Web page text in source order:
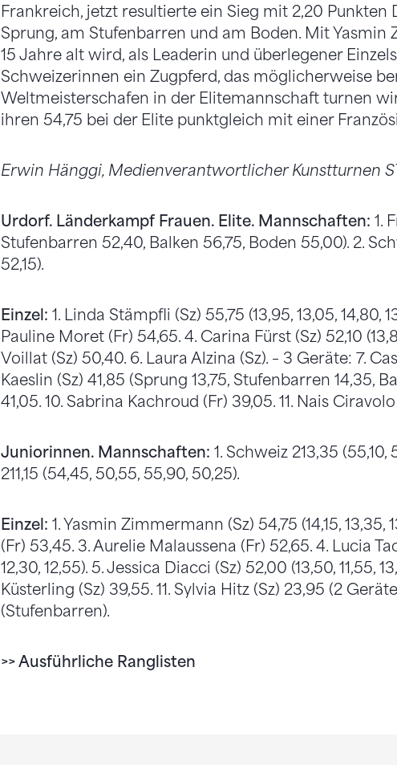
Frankreich, jetzt resultierte ein Sieg mit 2,20 Punkten
Sprung, am Stufenbarren und am Boden. Mit
15 Jahre alt wird, als Leaderin und überlegener
Schweizerinnen ein Zugpferd, das möglicherweise
Weltmeisterschafen in der Elitemannschaft turnen
ihren 54,75 bei der Elite punktgleich mit einer
Erwin Hänggi, Medienverantwortlicher Kunstturnen
Urdorf. Länderkampf Frauen. Elite. Mannschaften: 1.
Stufenbarren 52,40, Balken 56,75, Boden 55,00). 2.
52,15).
Einzel: 1. Linda Stämpfli (Sz) 55,75 (13,95, 13,05, 14,80,
Pauline Moret (Fr) 54,65. 4. Carina Fürst (Sz) 52,10
Voillat (Sz) 50,40. 6. Laura Alzina (Sz). – 3 Geräte: 7.
Kaeslin (Sz) 41,85 (Sprung 13,75, Stufenbarren 14,35,
41,05. 10. Sabrina Kachroud (Fr) 39,05. 11. Nais
Juniorinnen. Mannschaften: 1. Schweiz 213,35 (55,10,
211,15 (54,45, 50,55, 55,90, 50,25).
Einzel: 1. Yasmin Zimmermann (Sz) 54,75 (14,15, 13,35,
(Fr) 53,45. 3. Aurelie Malaussena (Fr) 52,65. 4. Lucia
12,30, 12,55). 5. Jessica Diacci (Sz) 52,00 (13,50, 11,55,
Küsterling (Sz) 39,55. 11. Sylvia Hitz (Sz) 23,95 (2
(Stufenbarren).
>> Ausführliche Ranglisten